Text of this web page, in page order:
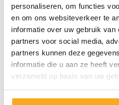
personaliseren, om functies
en om ons websiteverkeer te
informatie over uw gebruik van
partners voor social media,
partners kunnen deze
informatie die u aan ze heeft
verzameld op basis van uw
Neem
Wij staan 24/7 voor je klaar!
snel antwoord te krijgen.
selecteer je type
ons ook bereiken via hello-
streven ernaar om je vraag
beantwoorden. Tel: +31 73